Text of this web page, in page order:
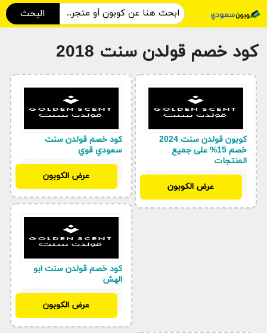
البحث
كود خصم قولدن سنت 2018
كوبون قولدن سنت 2024
خصم 15% على جميع
المنتجات
عرض الكوبون
كود خصم قولدن سنت
سعودي قوي
عرض الكوبون
كود خصم قولدن سنت ابو
الهش
عرض الكوبون